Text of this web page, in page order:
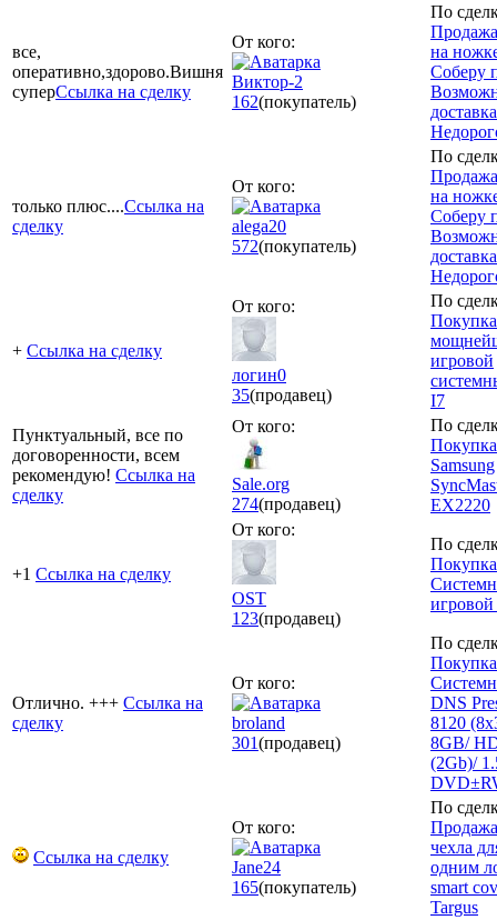
все,
оперативно,здорово.Вишня
суперСсылка на сделку
От кого:
Виктор-2
162(покупатель)
По
на
Соберу
только плюс....Ссылка на
сделку
От кого:
alega20
572(покупатель)
По
на
Соберу
+ Ссылка на сделку
От кого:
логин0
35(продавец)
По
игровой
I7
Пунктуальный, все по
договоренности, всем
рекомендую! Ссылка на
сделку
От кого:
Sale.org
274(продавец)
По
Samsung
EX2220
+1 Ссылка на сделку
От кого:
OST
123(продавец)
По
Отлично. +++ Ссылка на
сделку
От кого:
broland
301(продавец)
По
DNS
8120
8GB/
(2Gb)/
Ссылка на сделку
От кого:
Jane24
165(покупатель)
По
чехла
одним
smart
Targus